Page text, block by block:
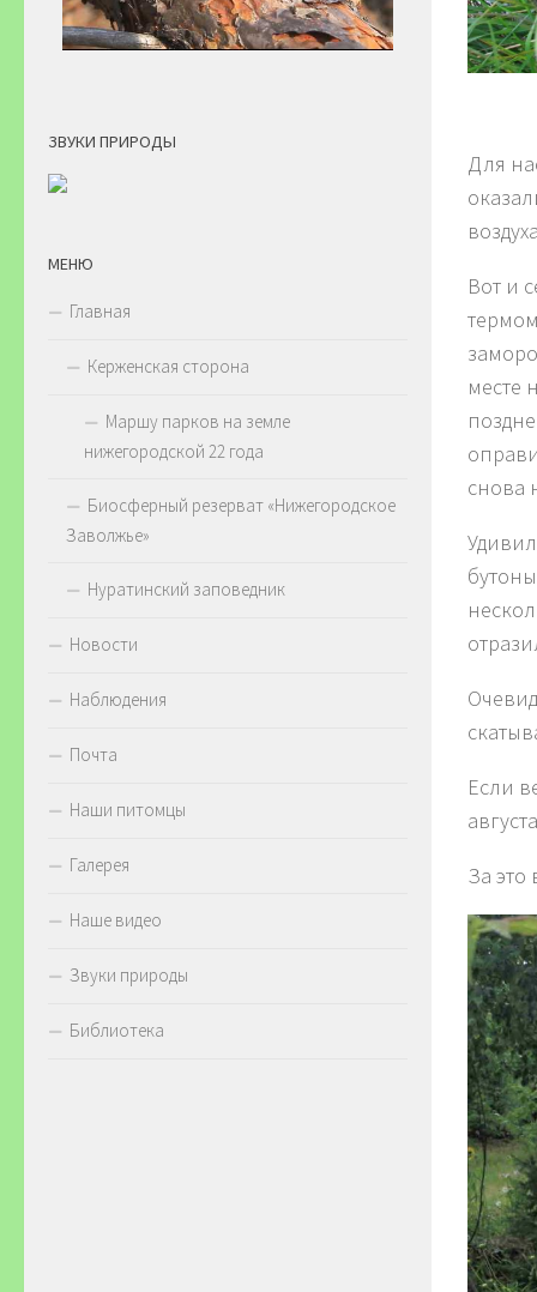
Для
Вот и
месте
снова
Если
За это
ЗВУКИ ПРИРОДЫ
МЕНЮ
Главная
Керженская сторона
Маршу парков на земле
нижегородской 22 года
Биосферный резерват «Нижегородское
Заволжье»
Нуратинский заповедник
Новости
Наблюдения
Почта
Наши питомцы
Галерея
Наше видео
Звуки природы
Библиотека